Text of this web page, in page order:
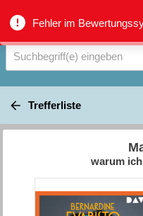
Fehler im
Verbundkatalog Region
Suchbegriff(e) eingeben
Trefferliste
warum